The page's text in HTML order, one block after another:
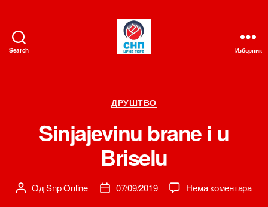
Search Изборник
Категорије
ДРУШТВО
Sinjajevinu brane i u
Briselu
Аутор
ОдSnp Online
Датум07/09/2019 Нема коментарана